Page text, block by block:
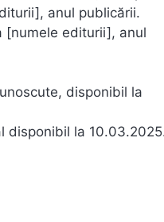
anul publicării.
[numele editurii], anul
disponibil la
disponibil la